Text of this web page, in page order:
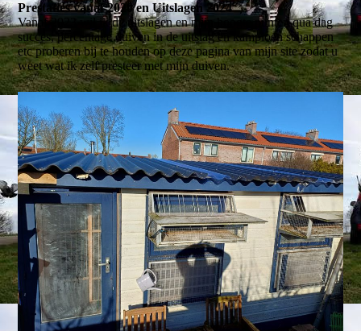
Prestaties vanaf 2020 en Uitslagen 2024
Vanaf 2023 wil ik de uitslagen en mijn hoogte punten qua dag
succes, percentage duiven in de uitslag en kampioen schappen
etc proberen bij te houden op deze pagina van mijn site zodat u
weet wat ik zelf presteer met mijn duiven.